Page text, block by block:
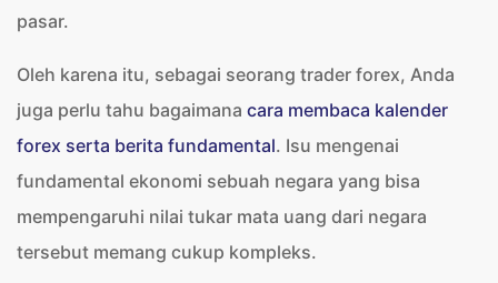
pasar.
Oleh karena itu, sebagai seorang trader forex, Anda
juga perlu tahu bagaimana cara membaca kalender
forex serta berita fundamental. Isu mengenai
fundamental ekonomi sebuah negara yang bisa
mempengaruhi nilai tukar mata uang dari negara
tersebut memang cukup kompleks.